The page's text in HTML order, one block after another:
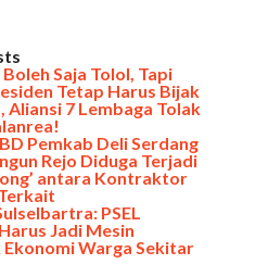
Saja Tolol, Tapi
Tetap Harus Bijak
Aliansi 7 Lembaga Tolak
Pemkab Deli Serdang
Rejo Diduga Terjadi
antara Kontraktor
PSEL
Jadi Mesin
Ekonomi Warga Sekitar